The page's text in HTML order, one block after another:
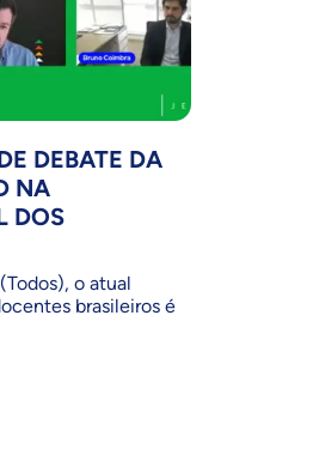
DEBATE DA
NA
DOS
o atual
brasileiros é